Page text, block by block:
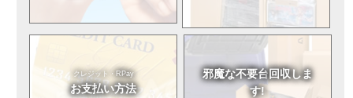
クレジット・RPay
お支払い方法
邪魔な不要台回収しま
す!